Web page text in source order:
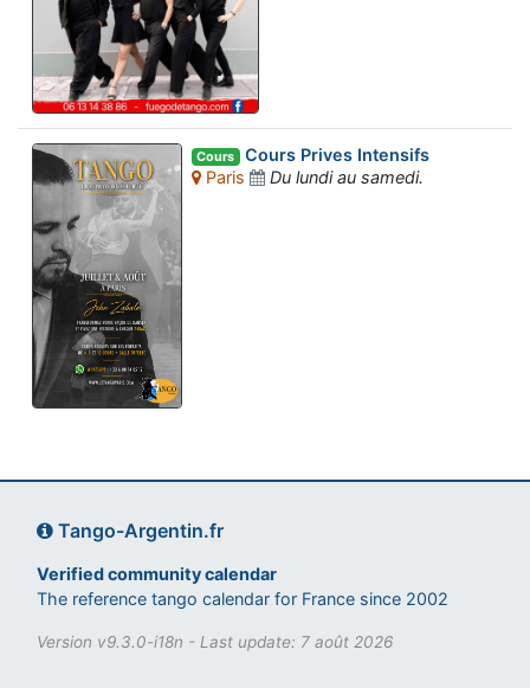
Cours Cours Prives Intensifs
Paris
Du lundi au samedi.
Tango-Argentin.fr
Verified community calendar
The reference tango calendar for France since 2002
Version v9.3.0-i18n - Last update: 7 août 2026